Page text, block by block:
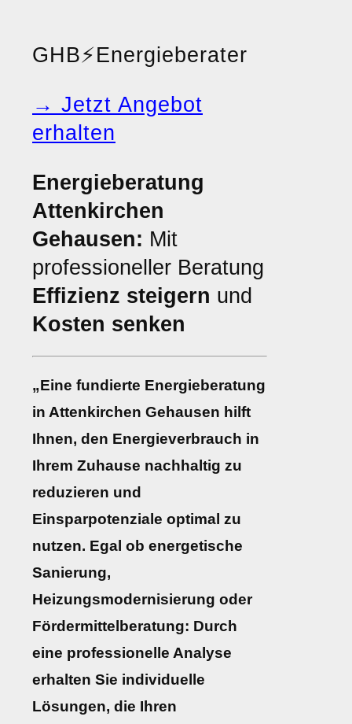
GHB⚡Energieberater
→ Jetzt Angebot
erhalten
Energieberatung
Attenkirchen
Gehausen: Mit
professioneller Beratung
Effizienz steigern und
Kosten senken
„Eine fundierte Energieberatung
in Attenkirchen Gehausen hilft
Ihnen, den Energieverbrauch in
Ihrem Zuhause nachhaltig zu
reduzieren und
Einsparpotenziale optimal zu
nutzen. Egal ob energetische
Sanierung,
Heizungsmodernisierung oder
Fördermittelberatung: Durch
eine professionelle Analyse
erhalten Sie individuelle
Lösungen, die Ihren